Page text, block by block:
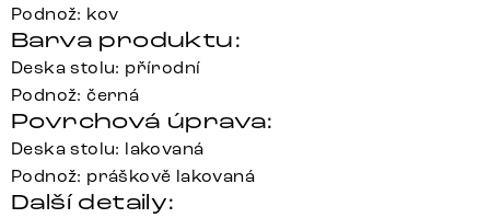
Podnož: kov
Barva produktu:
Deska stolu: přírodní
Podnož: černá
Povrchová úprava:
Deska stolu: lakovaná
Podnož: práškově lakovaná
Další detaily: